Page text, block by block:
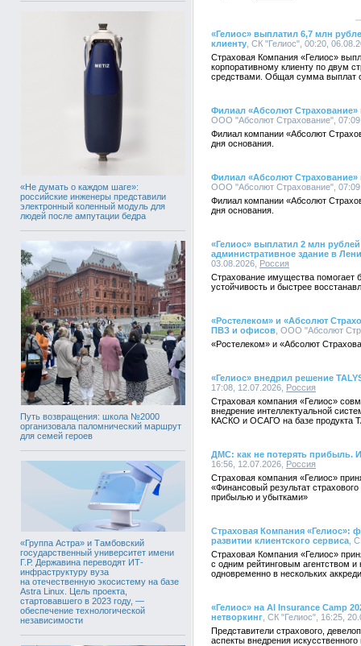
«Не думать о каждом шаге»:
российские инженеры представили
электронный коленный модуль для
людей после ампутации бедра
Путь возвращения: школа №2000
организовала паломнический маршрут
для семей героев
«Группа Астра» и Тамбовский
государственный университет имени
Г.Р. Державина переводят ИТ-
инфраструктуру вуза
на отечественную экосистему на базе
Astra Linux. Цель проекта,
стартовавшего в 2023 году, —
обеспечение технологической
независимости
«Гелиос» выплатил 6,7 млн
клиенту , СК "Гелиос", 00:20,
Страховая Компания «Гелиос»
корпоративному клиенту по двум
средствами. Общая сумма выплат
Филиал «Абсолют Страхование»
ООО "Абсолют Страхование",
Филиал компании «Абсолют
дня основания.
Филиал «Абсолют Страхование»
ООО "Абсолют Страхование",
Филиал компании «Абсолют
дня основания.
«Гелиос» выплатил 2 млн
административное здание в
03.08.2026, Россия
Страхование имущества помогает
устойчивость и быстрее
«Ростелеком» и «Абсолют
ПВЗ и офисов , ООО "Абсолют
«Ростелеком» и «Абсолют
«Гелиос» внедрил решение
17:08, 12.07.2026, Россия
Страховая компания «Гелиос»
внедрение интеллектуальной
КАСКО и ОСАГО на базе продукта
ДМС: как не потерять прибыль.
16:56, 12.07.2026, Россия
Страховая компания «Гелиос»
«Финансовый результат
прибылью и убытками»
Страховая Компания «Гелиос»:
развитии клиентского сервиса ,
Страховая Компания «Гелиос»
с одним рейтинговым агентством и
одновременно в нескольких
«Гелиос» на AI Insurance Camp
нетворкинг , СК "Гелиос", 16:25,
Представители страхового,
аспекты внедрения